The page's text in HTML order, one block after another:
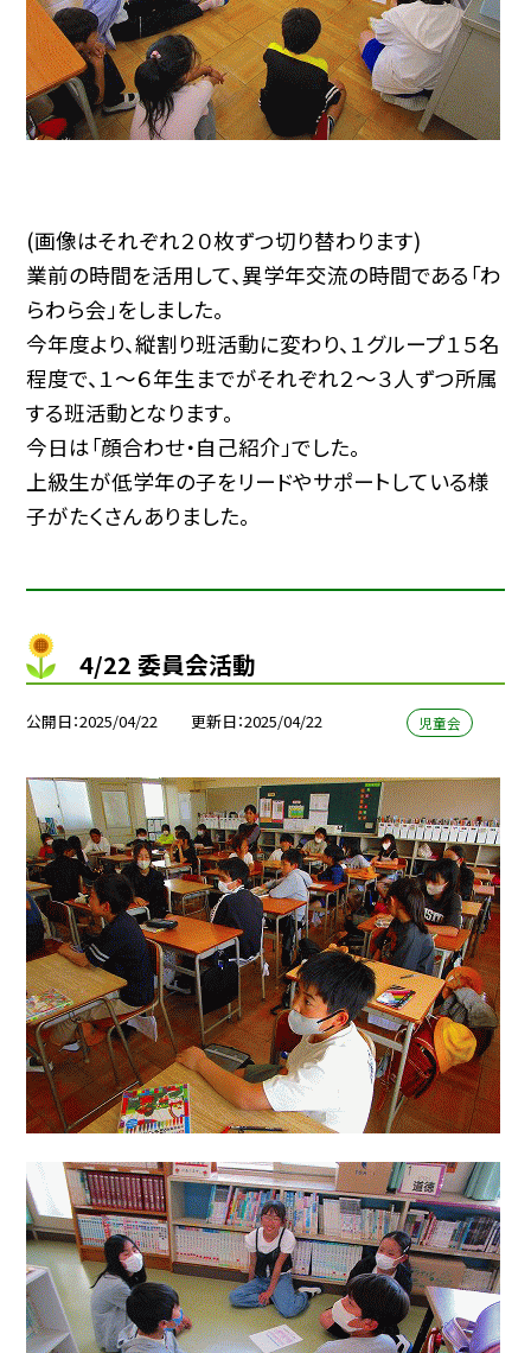
(画像はそれぞれ２０枚ずつ切り替わります)
業前の時間を活用して、異学年交流の時間である「わ
らわら会」をしました。
今年度より、縦割り班活動に変わり、１グループ１５名
程度で、１～６年生までがそれぞれ２～３人ずつ所属
する班活動となります。
今日は「顔合わせ・自己紹介」でした。
上級生が低学年の子をリードやサポートしている様
子がたくさんありました。
4/22 委員会活動
公開日 2025/04/22 更新日 2025/04/22 児童会